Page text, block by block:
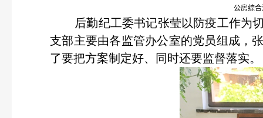
公房综
后勤纪工委书记张莹以防疫工作为
支部主要由各监管办公室的党员组成，
了要把方案制定好、同时还要监督落实。